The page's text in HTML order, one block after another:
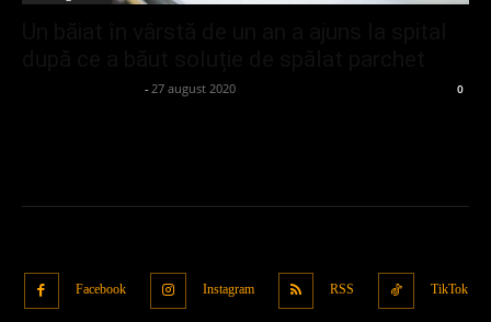
- 27 august 2020 0
Facebook Instagram RSS TikTok